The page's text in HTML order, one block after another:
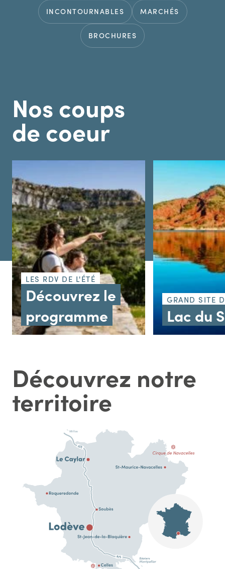
INCONTOURNABLES MARCHÉS
BROCHURES
Nos coups
de coeur
LES RDV DE L'ÉTÉ
Découvrez le
programme
GRAND SITE
Lac du
Découvrez notre
territoire